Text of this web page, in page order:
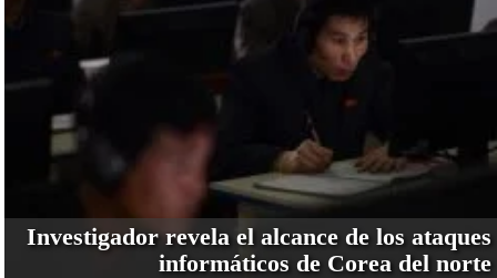
Investigador revela el alcance de los ataques
informáticos de Corea del norte